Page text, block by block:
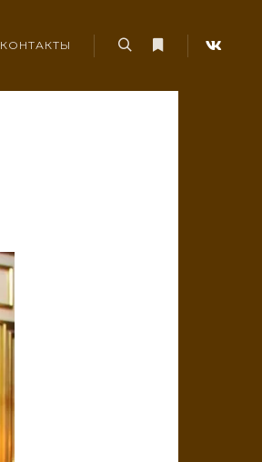
КОНТАКТЫ